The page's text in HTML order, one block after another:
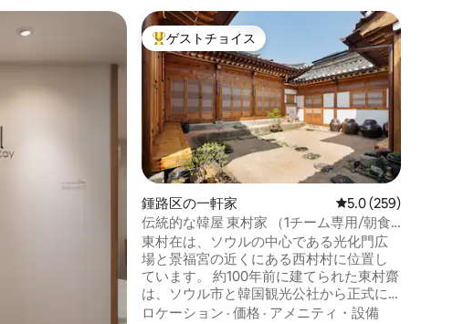
均評価
大好評のゲストチョイスです。
ゲストチョイス
鍾路区の一軒家 レビュー259件、5つ
5.0 (259)
伝統的な韓屋 東村家 （1チーム専用/朝食
無料/駐車無料）
東村在は、ソウルの中心である光化門広
場と景福宮の近くにある西村村に位置し
ています。 約100年前に建てられた東村齋
は、ソウル市と韓国観光公社から正式に
認定された伝統的な韓屋です。 東村済
ロケーション · 価格 · アメニティ・設備